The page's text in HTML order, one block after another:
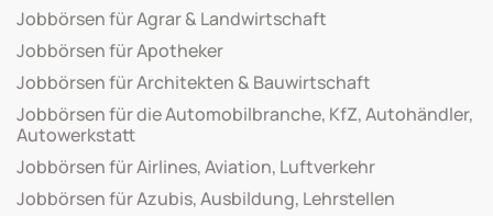
Jobbörsen für Agrar & Landwirtschaft
Jobbörsen für Apotheker
Jobbörsen für Architekten & Bauwirtschaft
Jobbörsen für die Automobilbranche, KfZ, Autohändler,
Autowerkstatt
Jobbörsen für Airlines, Aviation, Luftverkehr
Jobbörsen für Azubis, Ausbildung, Lehrstellen